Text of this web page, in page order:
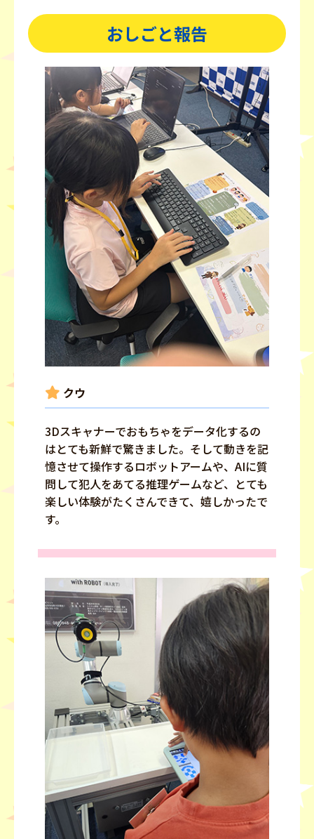
おしごと報告
クウ
3Dスキャナーでおもちゃをデータ化するの
はとても新鮮で驚きました。そして動きを記
憶させて操作するロボットアームや、AIに質
問して犯人をあてる推理ゲームなど、とても
楽しい体験がたくさんできて、嬉しかったで
す。